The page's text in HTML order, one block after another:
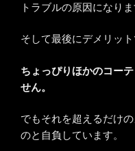
トラブルの原因になり
そして最後にデメリッ
ちょっぴりほかのコー
せん。
でもそれを超えるだけ
のと自負しています。